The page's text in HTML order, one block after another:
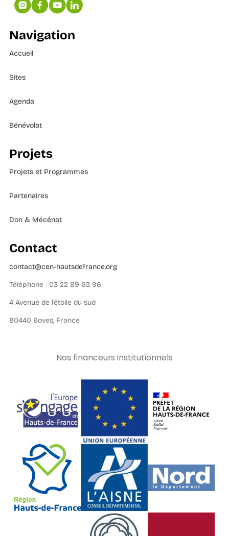
Navigation
Accueil
Sites
Agenda
Bénévolat
Projets
Projets et Programmes
Partenaires
Don & Mécénat
Contact
contact@cen-hautsdefrance.org
Téléphone : 03 22 89 63 96
4 Avenue de l’étoile du sud
80440 Boves, France
Nos financeurs institutionnels